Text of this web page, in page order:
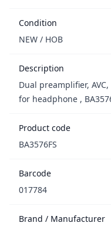
Condition
NEW / НОВ
Description
Dual preamplifier,
for headphone ,
Product code
BA3576FS
Barcode
017784
Brand / Manufacturer